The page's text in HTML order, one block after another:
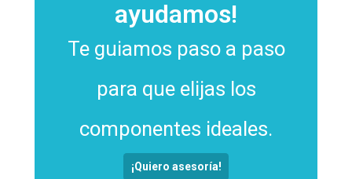
ayudamos!
Te guiamos paso a paso
para que elijas los
componentes ideales.
¡Quiero asesoría!